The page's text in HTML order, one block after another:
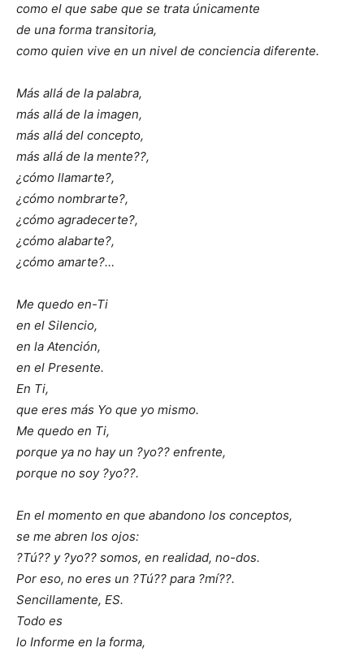
como el que sabe que se trata únicamente
de una forma transitoria,
como quien vive en un nivel de conciencia diferente.
Más allá de la palabra,
más allá de la imagen,
más allá del concepto,
más allá de la mente??,
¿cómo llamarte?,
¿cómo nombrarte?,
¿cómo agradecerte?,
¿cómo alabarte?,
¿cómo amarte?…
Me quedo en-Ti
en el Silencio,
en la Atención,
en el Presente.
En Ti,
que eres más Yo que yo mismo.
Me quedo en Ti,
porque ya no hay un ?yo?? enfrente,
porque no soy ?yo??.
En el momento en que abandono los conceptos,
se me abren los ojos:
?Tú?? y ?yo?? somos, en realidad, no-dos.
Por eso, no eres un ?Tú?? para ?mí??.
Sencillamente, ES.
Todo es
lo Informe en la forma,